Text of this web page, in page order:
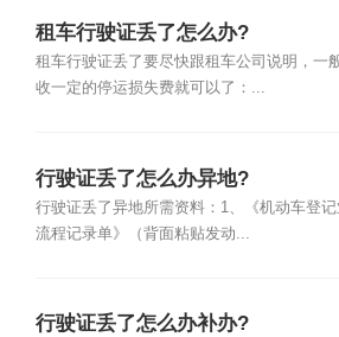
租车行驶证丢了怎么办?
租车行驶证丢了要尽快跟租车公司说明，一
收一定的停运损失费就可以了：...
行驶证丢了怎么办异地?
行驶证丢了异地所需资料：1、《机动车登记
流程记录单》（背面粘贴发动...
行驶证丢了怎么办补办?